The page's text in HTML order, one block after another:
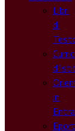
Libri
di
in